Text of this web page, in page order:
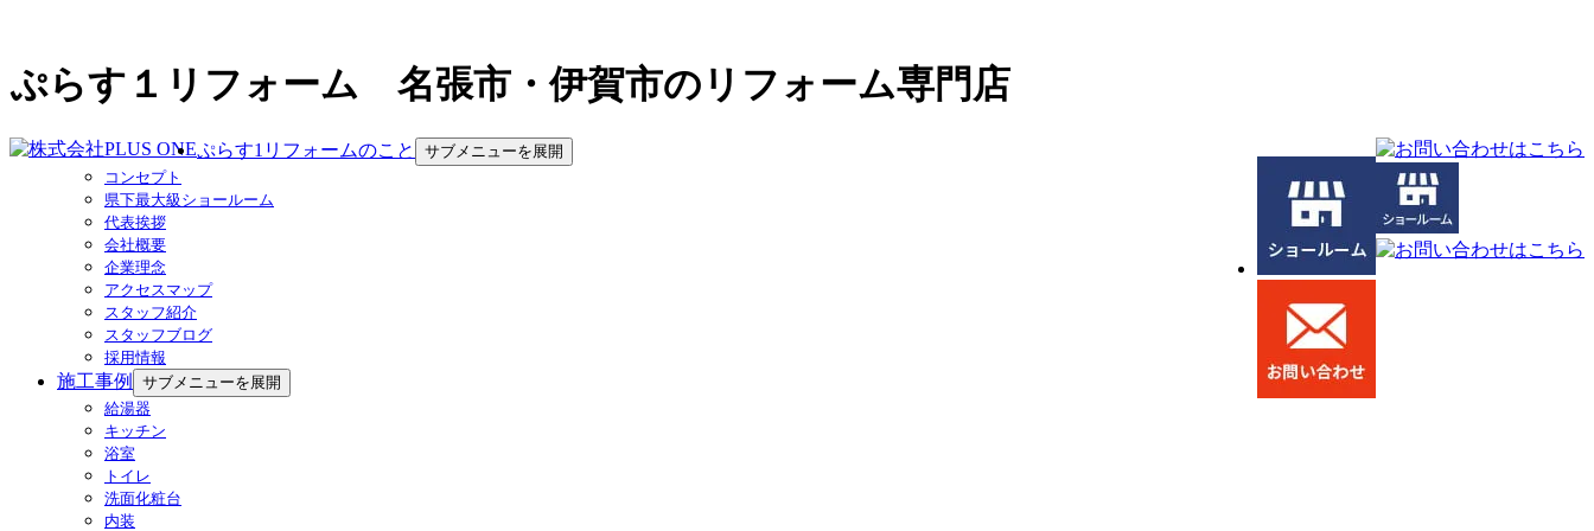
ぷらす１リフォーム 名張市・伊賀市のリフォーム専門店
ぷらす1リフォームのこと
サブメニューを展開
コンセプト
県下最大級ショールーム
代表挨拶
会社概要
企業理念
アクセスマップ
スタッフ紹介
スタッフブログ
採用情報
施工事例
サブメニューを展開
給湯器
キッチン
浴室
トイレ
洗面化粧台
内装